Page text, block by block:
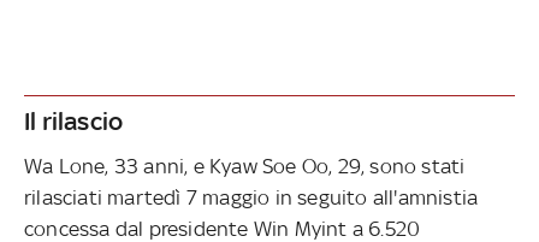
Il rilascio
Wa Lone, 33 anni, e Kyaw Soe Oo, 29, sono stati
rilasciati martedì 7 maggio in seguito all'amnistia
concessa dal presidente Win Myint a 6.520